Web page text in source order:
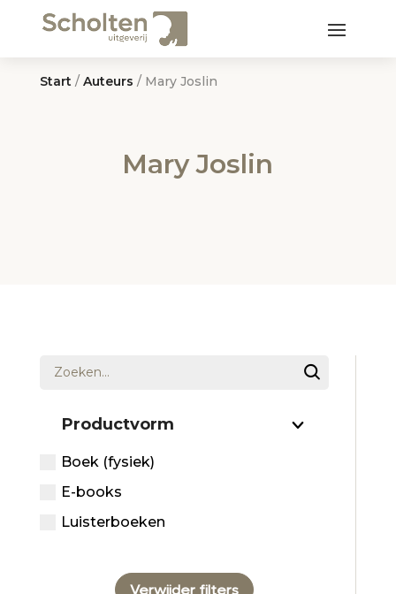
Start / Auteurs / Mary Joslin
Mary Joslin
Productvorm
Boek (fysiek)
E-books
Luisterboeken
Verwijder filters